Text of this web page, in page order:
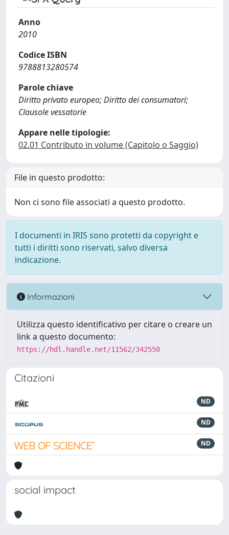
Anno
2010
Codice ISBN
9788813280574
Parole chiave
Diritto privato europeo; Diritto dei consumatori;
Clausole vessatorie
Appare nelle tipologie:
02.01 Contributo in volume (Capitolo o Saggio)
File in questo prodotto:
Non ci sono file associati a questo prodotto.
I documenti in IRIS sono protetti da copyright e
tutti i diritti sono riservati, salvo diversa
indicazione.
Informazioni
Utilizza questo identificativo per citare o creare un
link a questo documento:
https://hdl.handle.net/11562/342550
Citazioni
ND
ND
ND
social impact